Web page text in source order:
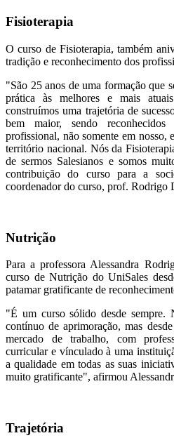
Fisioterapia
O curso de Fisioterapia, também
tradição e reconhecimento dos
"São 25 anos de uma formação que
prática às melhores e mais
construímos uma trajetória de
bem maior, sendo
profissional, não somente em nosso,
território nacional. Nós da
de sermos Salesianos e somos
contribuição do curso para a
coordenador do curso, prof. Rodrigo
Nutrição
Para a professora Alessandra
curso de Nutrição do UniSales
patamar gratificante de
"É um curso sólido desde sempre.
contínuo de aprimoração, mas
mercado de trabalho, com
curricular e vínculado à uma
a qualidade em todas as suas
muito gratificante", afirmou
Trajetória